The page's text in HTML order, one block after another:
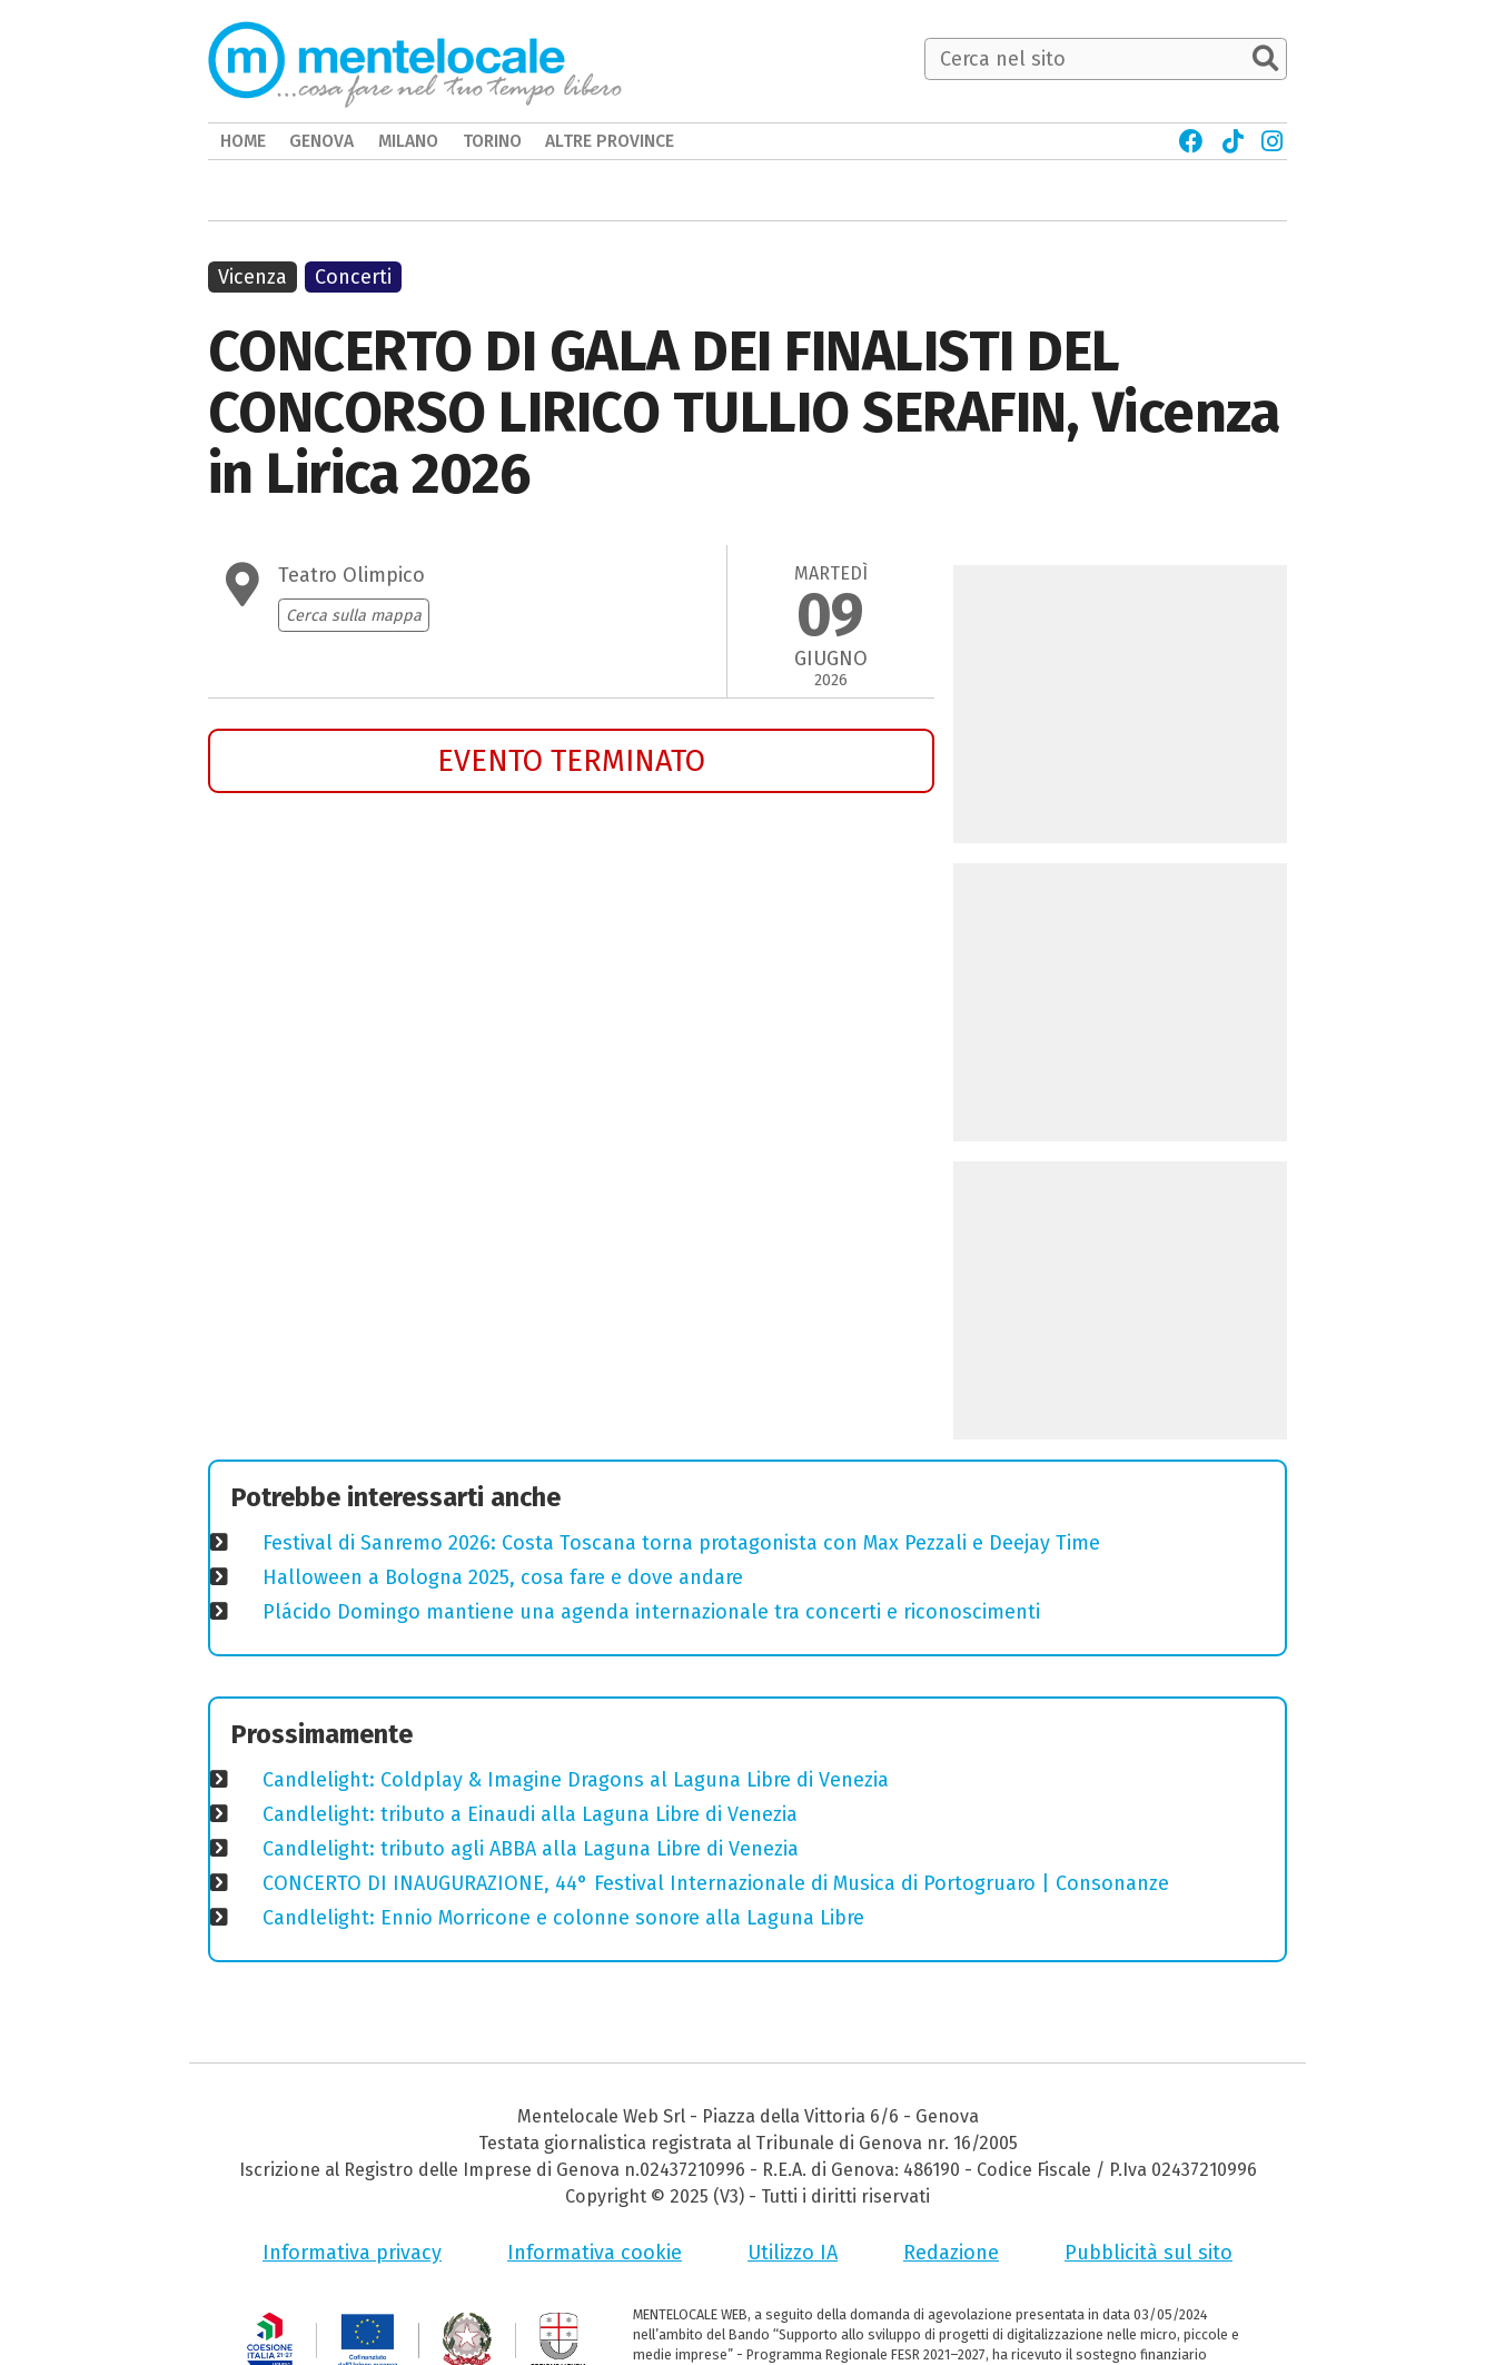
CONCERTO DI GALA DEI FINALISTI DEL
CONCORSO LIRICO TULLIO SERAFIN, Vicenza
in Lirica 2026
Teatro Olimpico
Cerca sulla mappa
MARTEDÌ
09
GIUGNO
2026
EVENTO TERMINATO
Vicenza Concerti
Potrebbe interessarti anche
Festival di Sanremo 2026: Costa Toscana torna protagonista con Max Pezzali e Deejay Time
Halloween a Bologna 2025, cosa fare e dove andare
Plácido Domingo mantiene una agenda internazionale tra concerti e riconoscimenti
Prossimamente
Candlelight: Coldplay & Imagine Dragons al Laguna Libre di Venezia
Candlelight: tributo a Einaudi alla Laguna Libre di Venezia
Candlelight: tributo agli ABBA alla Laguna Libre di Venezia
CONCERTO DI INAUGURAZIONE, 44° Festival Internazionale di Musica di Portogruaro | Consonanze
Candlelight: Ennio Morricone e colonne sonore alla Laguna Libre
HOME GENOVA MILANO TORINO ALTRE PROVINCE
Mentelocale Web Srl - Piazza della Vittoria 6/6 - Genova
Testata giornalistica registrata al Tribunale di Genova nr. 16/2005
Iscrizione al Registro delle Imprese di Genova n.02437210996 - R.E.A. di Genova: 486190 - Codice Fiscale / P.Iva 02437210996
Copyright © 2025 (V3) - Tutti i diritti riservati
Informativa privacy Informativa cookie Utilizzo IA Redazione Pubblicità sul sito
MENTELOCALE WEB, a seguito della domanda di agevolazione presentata in data 03/05/2024
nell’ambito del Bando “Supporto allo sviluppo di progetti di digitalizzazione nelle micro, piccole e
medie imprese” - Programma Regionale FESR 2021–2027, ha ricevuto il sostegno finanziario